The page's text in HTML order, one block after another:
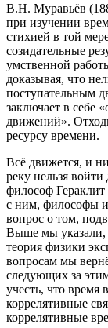
В.Н. Муравьёв
при изучении
стихией в той
созидательные
умственной
доказывая, что
поступательным
заключает в себе
движений».
ресурсу времени.
Всё движется, и
реку нельзя
философ
с ним, философы
вопрос о том,
Выше мы указали,
теория физики
вопросам мы
следующих за
учесть, что время
коррелятивные
коррелятивные